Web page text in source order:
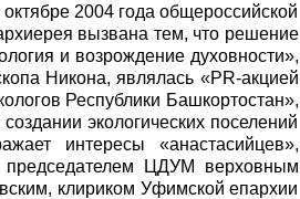
2004 года общероссийской
вызвана тем, что решение
и возрождение духовности»,
Никона, являлась «PR-акцией
Республики Башкортостан»,
экологических поселений
интересы «анастасийцев»,
председателем ЦДУМ верховным
клириком Уфимской епархии